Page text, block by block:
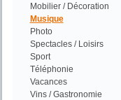
Mobilier / Décoration
Musique
Photo
Spectacles / Loisirs
Sport
Téléphonie
Vacances
Vins / Gastronomie